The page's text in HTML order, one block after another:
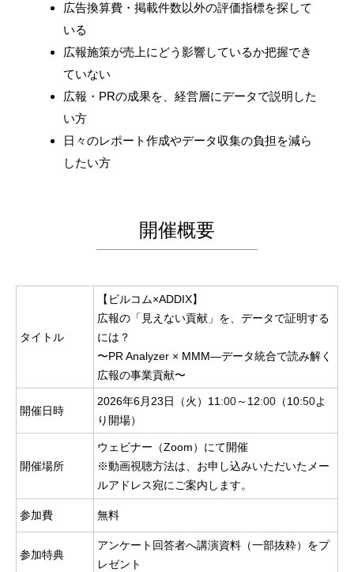
広告換算費・掲載件数以外の評価指標を探して
いる
広報施策が売上にどう影響しているか把握でき
ていない
広報・PRの成果を、経営層にデータで説明した
い方
日々のレポート作成やデータ収集の負担を減ら
したい方
開催概要
タイトル
【ビルコム×ADDIX】
広報の「見えない貢献」を、データで証明する
には？
〜PR Analyzer × MMM—データ統合で読み解く
広報の事業貢献〜
開催日時
2026年6月23日（火）11 :00～12:00 （10:50よ
り開場）
開催場所
ウェビナー（Zoom）にて開催
※動画視聴方法は、お申し込みいただいたメー
ルアドレス宛にご案内します。
参加費 無料
参加特典
アンケート回答者へ講演資料（一部抜粋）をプ
レゼント